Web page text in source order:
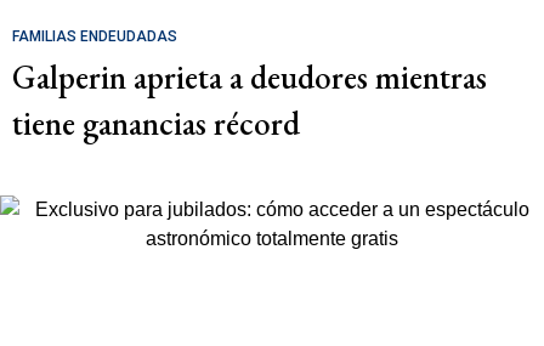
FAMILIAS ENDEUDADAS
Galperin aprieta a deudores mientras
tiene ganancias récord